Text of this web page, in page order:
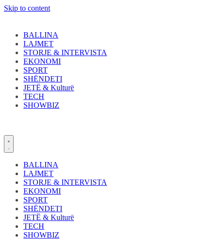
Skip to content
BALLINA
LAJMET
STORJE & INTERVISTA
EKONOMI
SPORT
SHËNDETI
JETË & Kulturë
TECH
SHOWBIZ
BALLINA
LAJMET
STORJE & INTERVISTA
EKONOMI
SPORT
SHËNDETI
JETË & Kulturë
TECH
SHOWBIZ